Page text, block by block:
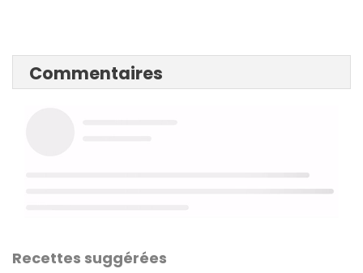
Commentaires
Recettes suggérées